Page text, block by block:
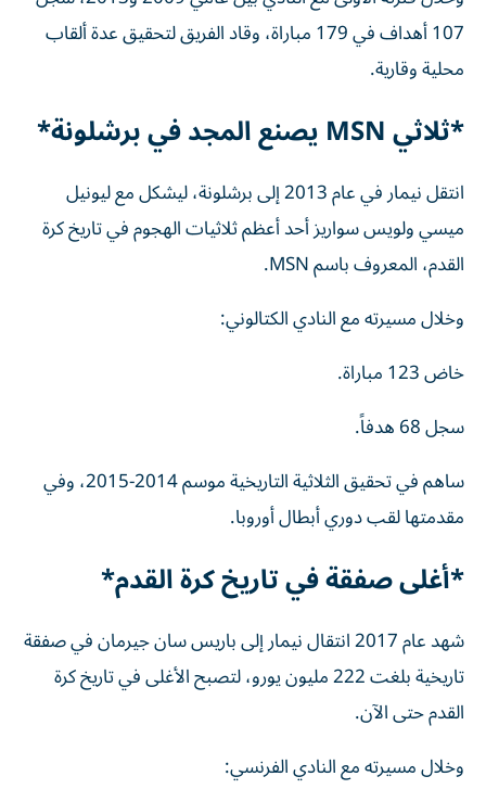
107 أهداف في 179 مباراة، وقاد الفريق لتحقيق عدة ألقاب
محلية وقارية.
*ثلاثي MSN يصنع المجد في برشلونة*
انتقل نيمار في عام 2013 إلى برشلونة، ليشكل مع ليونيل
ميسي ولويس سواريز أحد أعظم ثلاثيات الهجوم في تاريخ كرة
القدم، المعروف باسم MSN.
وخلال مسيرته مع النادي الكتالوني:
خاض 123 مباراة.
سجل 68 هدفاً.
ساهم في تحقيق الثلاثية التاريخية موسم 2014-2015، وفي
مقدمتها لقب دوري أبطال أوروبا.
*أغلى صفقة في تاريخ كرة القدم*
شهد عام 2017 انتقال نيمار إلى باريس سان جيرمان في صفقة
تاريخية بلغت 222 مليون يورو، لتصبح الأغلى في تاريخ كرة
القدم حتى الآن.
وخلال مسيرته مع النادي الفرنسي: